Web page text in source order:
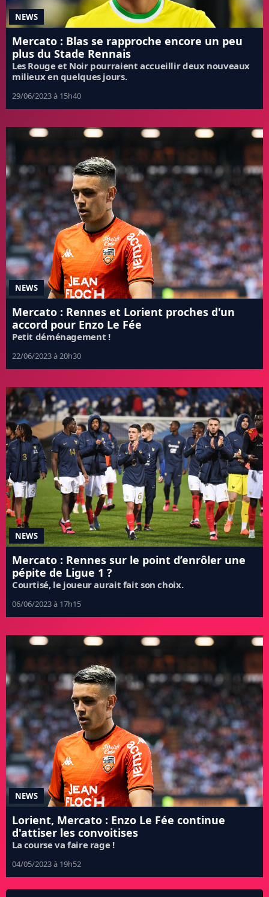
NEWS
Mercato : Blas se rapproche encore un peu
plus du Stade Rennais
Les Rouge et Noir pourraient accueillir deux nouveaux
milieux en quelques jours.
29/06/2023 à 15h40
NEWS
Mercato : Rennes et Lorient proches d'un
accord pour Enzo Le Fée
Petit déménagement !
22/06/2023 à 20h30
NEWS
Mercato : Rennes sur le point d’enrôler une
pépite de Ligue 1 ?
Courtisé, le joueur aurait fait son choix.
06/06/2023 à 17h15
NEWS
Lorient, Mercato : Enzo Le Fée continue
d'attiser les convoitises
La course va faire rage !
04/05/2023 à 19h52